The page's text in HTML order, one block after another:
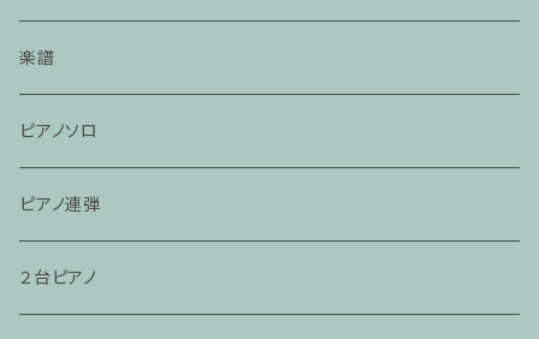
楽譜
ピアノソロ
ピアノ連弾
２台ピアノ